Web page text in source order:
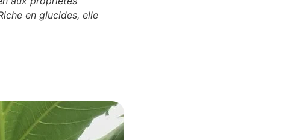
en glucides, elle